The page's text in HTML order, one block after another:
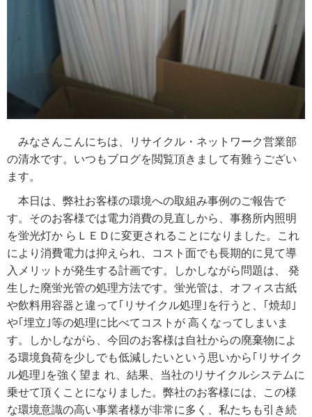
みなさんこんにちは、リサイクル・ネットワーク営業部
の清水です。いつもブログを閲覧頂きまして有難うござい
ます。
本日は、弊社お客様の環境への取組み事例のご報告で
す。そのお客様では電力消費の見直しから、事務所内照明
を蛍光灯か らＬＥＤに変更されることになりました。これ
により消費電力は抑えられ、コスト面でも長期的に見て導
入メリットが発生する計画です。しかしながら問題は、 発
生した廃蛍光管の処理方法です。蛍光管は、オフィス古紙
や飲料用容器と違って｢リサイクル処理｣を行うと、｢焼却｣
や｢埋立｣等の処理に比べてコストが 高くなってしまいま
す。しかしながら、今回のお客様は自社からの廃棄物によ
る環境負荷を少しでも低減したいという思いから｢リサイク
ル処理｣を強く望ま れ、結果、当社のリサイクルシステムに
乗せて頂くことになりました。弊社のお客様には、この様
な環境意識の高い事業者様が非常に多く、私たちも引き続